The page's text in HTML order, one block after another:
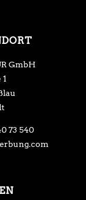
GmbH
73 540